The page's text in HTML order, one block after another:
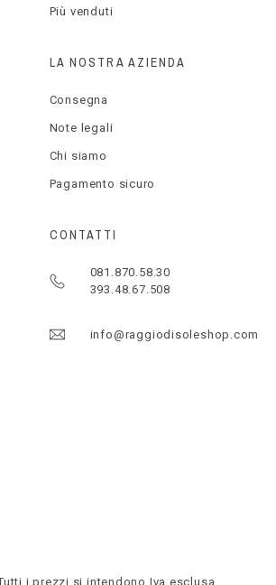
Più venduti
LA NOSTRA AZIENDA
Consegna
Note legali
Chi siamo
Pagamento sicuro
CONTATTI
081.870.58.30
393.48.67.508
info@raggiodisoleshop.com
i prezzi si intendono Iva esclusa